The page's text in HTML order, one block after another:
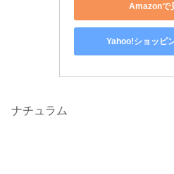
Amazonで
Yahoo!ショッピ
ナチュラム